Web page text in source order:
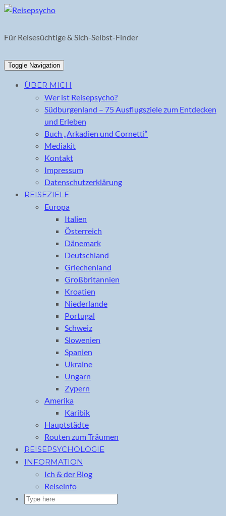
Skip
content
Für Reisesüchtige & Sich-Selbst-Finder
Toggle Navigation
ÜBER MICH
Wer ist Reisepsycho?
Südburgenland – 75 Ausflugsziele zum Entdecken
und Erleben
Buch „Arkadien und Cornetti“
Mediakit
Kontakt
Impressum
Datenschutzerklärung
REISEZIELE
Europa
Italien
Österreich
Dänemark
Deutschland
Griechenland
Großbritannien
Kroatien
Niederlande
Portugal
Schweiz
Slowenien
Spanien
Ukraine
Ungarn
Zypern
Amerika
Karibik
Hauptstädte
Routen zum Träumen
REISEPSYCHOLOGIE
INFORMATION
Ich & der Blog
Reiseinfo